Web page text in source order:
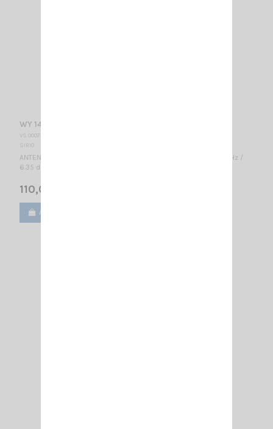
WY 140-4N SIRIO
VS 000750
SIRIO
ANTENNE DIRECTIVE VHF 4 éléments - LARGE BANDE 140...160 MHz /
6.35 dBd – 8.5 dBi / 1600 x 1085 mm
110,00 €
Ajouter au panier